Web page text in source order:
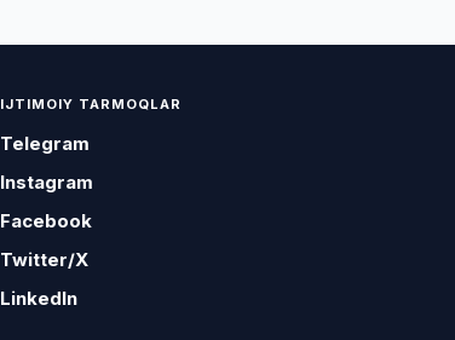
IJTIMOIY TARMOQLAR
Telegram
Instagram
Facebook
Twitter/X
LinkedIn